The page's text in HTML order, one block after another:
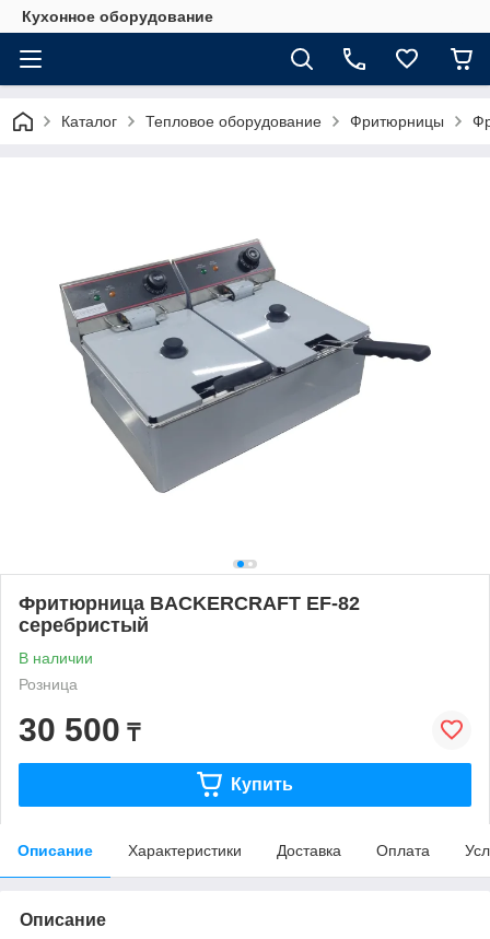
Кухонное оборудование
Каталог Тепловое оборудование Фритюрницы
Фритюрница BACKERCRAFT EF-82
серебристый
В наличии
Розница
30 500 ₸
Купить
Описание Характеристики Доставка Оплата
Описание